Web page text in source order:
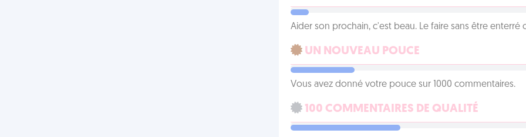
Aider son prochain, c'est beau. Le faire sans être
UN NOUVEAU POUCE
Vous avez donné votre pouce sur 1000 commentaires.
100 COMMENTAIRES DE QUALITÉ